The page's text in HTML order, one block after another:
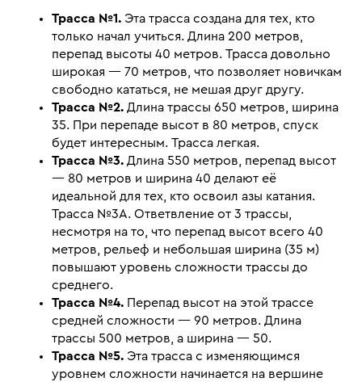
Трасса №1. Эта трасса создана для тех, кто
только начал учиться. Длина 200 метров,
перепад высоты 40 метров. Трасса довольно
широкая — 70 метров, что позволяет новичкам
свободно кататься, не мешая друг другу.
Трасса №2. Длина трассы 650 метров, ширина
35. При перепаде высот в 80 метров, спуск
будет интересным. Трасса легкая.
Трасса №3. Длина 550 метров, перепад высот
— 80 метров и ширина 40 делают её
идеальной для тех, кто освоил азы катания.
Трасса №3А. Ответвление от 3 трассы,
несмотря на то, что перепад высот всего 40
метров, рельеф и небольшая ширина (35 м)
повышают уровень сложности трассы до
среднего.
Трасса №4. Перепад высот на этой трассе
средней сложности — 90 метров. Длина
трассы 500 метров, а ширина — 50.
Трасса №5. Эта трасса с изменяющимся
уровнем сложности начинается на вершине